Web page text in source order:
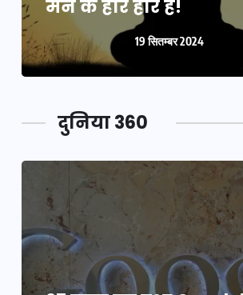
मन के हारे हार है!
19 सितम्बर 2024
दुनिया 360